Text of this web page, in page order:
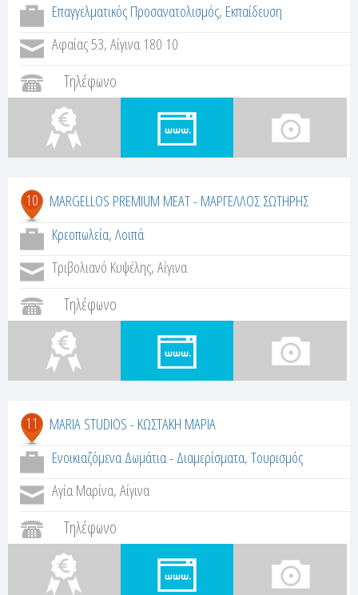
Επαγγελματικός Προσανατολισμός, Εκπαίδευση
Αφαίας 53, Αίγινα 180 10
Τηλέφωνο
10
MARGELLOS PREMIUM MEAT - ΜΑΡΓΕΛΛΟΣ ΣΩΤΗΡΗΣ
Κρεοπωλεία,Λοιπά
Τριβολιανό Κυψέλης, Αίγινα
Τηλέφωνο
11
MARIA STUDIOS - ΚΩΣΤΑΚΗ ΜΑΡΙΑ
Ενοικιαζόμενα Δωμάτια - Διαμερίσματα,Τουρισμός
Αγία Μαρίνα, Αίγινα
Τηλέφωνο